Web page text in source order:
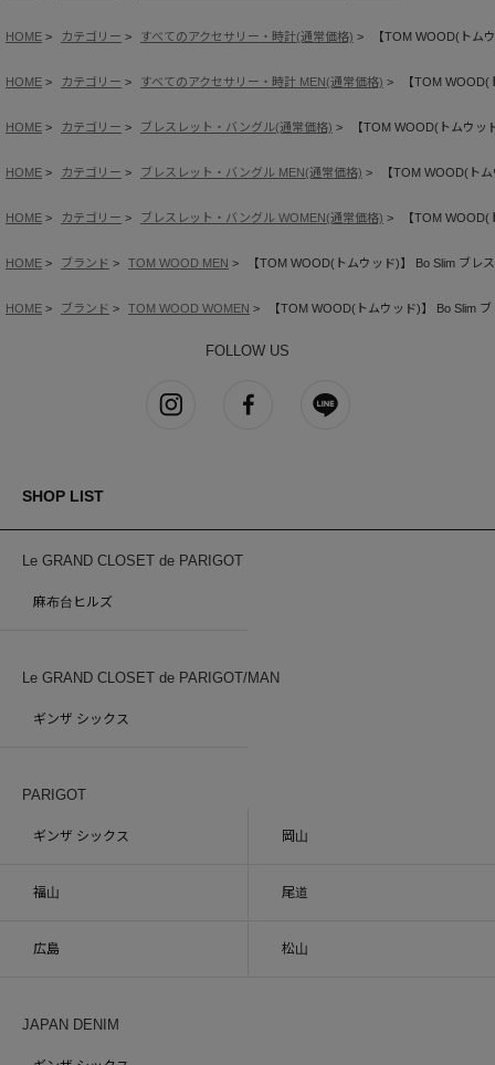
HOME カテゴリー すべてのアクセサリー・時計(通常価格) 【TOM WOOD(トム
HOME カテゴリー すべてのアクセサリー・時計 MEN(通常価格) 【TOM
HOME カテゴリー ブレスレット・バングル(通常価格) 【TOM WOOD(トムウッ
HOME カテゴリー ブレスレット・バングル MEN(通常価格) 【TOM WOOD(ト
HOME カテゴリー ブレスレット・バングル WOMEN(通常価格) 【TOM
HOME ブランド TOM WOOD MEN 【TOM WOOD(トムウッド)】 Bo Slim ブレ
HOME ブランド TOM WOOD WOMEN 【TOM WOOD(トムウッド)】 Bo Slim
FOLLOW US
SHOP LIST
Le GRAND CLOSET de PARIGOT
麻布台ヒルズ
Le GRAND CLOSET de PARIGOT/MAN
ギンザ シックス
PARIGOT
ギンザ シックス 岡山
福山 尾道
広島 松山
JAPAN DENIM